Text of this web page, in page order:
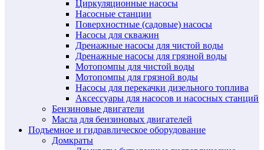
Циркуляционные насосы
Насосные станции
Поверхностные (садовые) насосы
Насосы для скважин
Дренажные насосы для чистой воды
Дренажные насосы для грязной воды
Мотопомпы для чистой воды
Мотопомпы для грязной воды
Насосы для перекачки дизельного топлива
Аксессуары для насосов и насосных станций
Бензиновые двигатели
Масла для бензиновых двигателей
Подъемное и гидравлическое оборудование
Домкраты